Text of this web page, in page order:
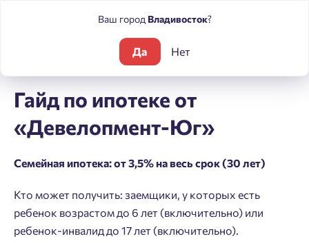
Гайд по ипотеке от «Девелопмент-Юг»
Гайд по ипотеке от
«Девелопмент-Юг»
Семейная ипотека: от 3,5% на весь срок (30 лет)
Кто может получить: заемщики, у которых есть
ребенок возрастом до 6 лет (включительно) или
ребенок-инвалид до 17 лет (включительно).
Ваш город Владивосток?
Да Нет